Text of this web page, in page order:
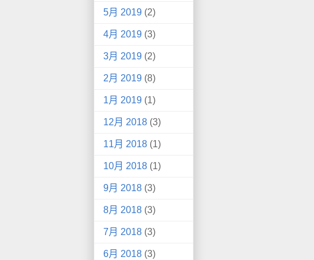
5月 2019 (2)
4月 2019 (3)
3月 2019 (2)
2月 2019 (8)
1月 2019 (1)
12月 2018 (3)
11月 2018 (1)
10月 2018 (1)
9月 2018 (3)
8月 2018 (3)
7月 2018 (3)
6月 2018 (3)